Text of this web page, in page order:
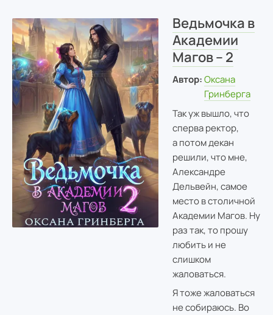
Ведьмочка в
Академии
Магов – 2
Автор: Оксана
Гринберга
Так уж вышло, что
сперва ректор,
а потом декан
решили, что мне,
Александре
Дельвейн, самое
место в столичной
Академии Магов. Ну
раз так, то прошу
любить и не
слишком
жаловаться.
Я тоже жаловаться
не собираюсь. Во